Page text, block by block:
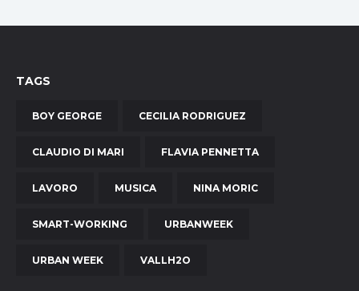
TAGS
BOY GEORGE CECILIA RODRIGUEZ
CLAUDIO DI MARI FLAVIA PENNETTA
LAVORO MUSICA NINA MORIC
SMART-WORKING URBANWEEK
URBAN WEEK VALLH2O